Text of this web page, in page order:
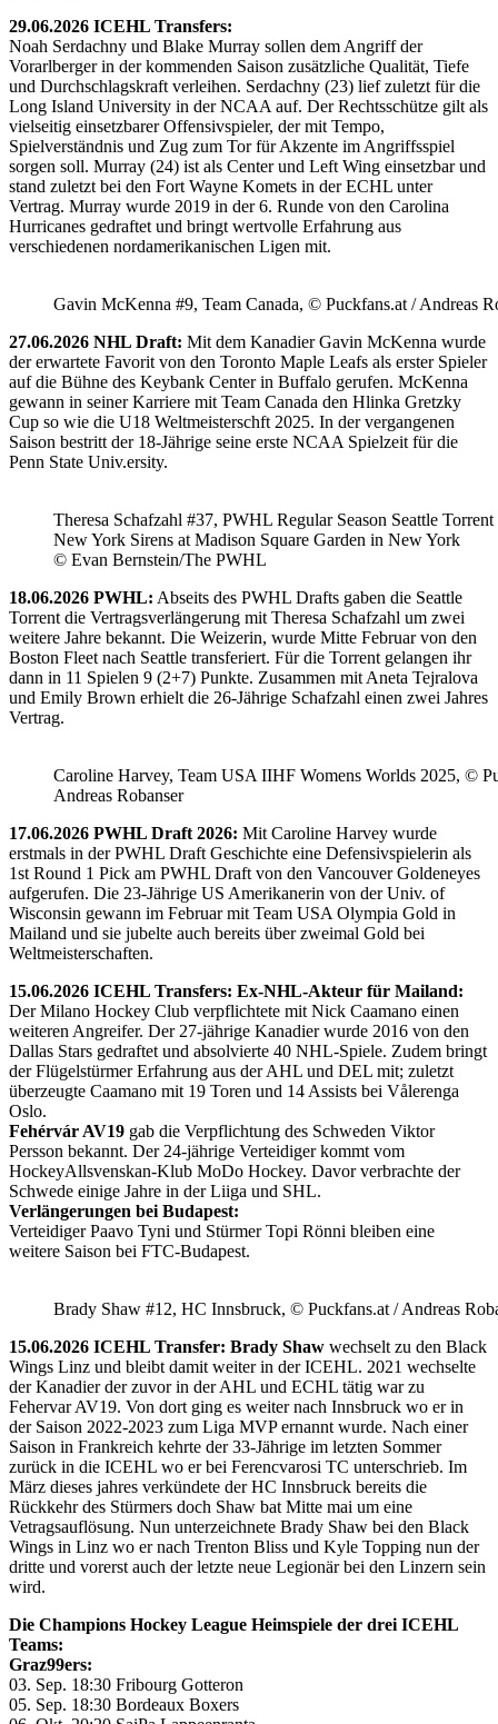
29.06.2026 ICEHL Transfers:
Noah Serdachny und Blake Murray sollen dem Angriff der
Vorarlberger in der kommenden Saison zusätzliche Qualität, Tiefe
und Durchschlagskraft verleihen. Serdachny (23) lief zuletzt für die
Long Island University in der NCAA auf. Der Rechtsschütze gilt als
vielseitig einsetzbarer Offensivspieler, der mit Tempo,
Spielverständnis und Zug zum Tor für Akzente im Angriffsspiel
sorgen soll. Murray (24) ist als Center und Left Wing einsetzbar und
stand zuletzt bei den Fort Wayne Komets in der ECHL unter
Vertrag. Murray wurde 2019 in der 6. Runde von den Carolina
Hurricanes gedraftet und bringt wertvolle Erfahrung aus
verschiedenen nordamerikanischen Ligen mit.
Gavin McKenna #9, Team Canada, © Puckfans.at / Andreas
27.06.2026 NHL Draft: Mit dem Kanadier Gavin McKenna wurde
der erwartete Favorit von den Toronto Maple Leafs als erster Spieler
auf die Bühne des Keybank Center in Buffalo gerufen. McKenna
gewann in seiner Karriere mit Team Canada den Hlinka Gretzky
Cup so wie die U18 Weltmeisterschft 2025. In der vergangenen
Saison bestritt der 18-Jährige seine erste NCAA Spielzeit für die
Penn State Univ.ersity.
Theresa Schafzahl #37, PWHL Regular Season Seattle Torrent
New York Sirens at Madison Square Garden in New York
© Evan Bernstein/The PWHL
18.06.2026 PWHL: Abseits des PWHL Drafts gaben die Seattle
Torrent die Vertragsverlängerung mit Theresa Schafzahl um zwei
weitere Jahre bekannt. Die Weizerin, wurde Mitte Februar von den
Boston Fleet nach Seattle transferiert. Für die Torrent gelangen ihr
dann in 11 Spielen 9 (2+7) Punkte. Zusammen mit Aneta Tejralova
und Emily Brown erhielt die 26-Jährige Schafzahl einen zwei Jahres
Vertrag.
Caroline Harvey, Team USA IIHF Womens Worlds 2025, ©
Andreas Robanser
17.06.2026 PWHL Draft 2026: Mit Caroline Harvey wurde
erstmals in der PWHL Draft Geschichte eine Defensivspielerin als
1st Round 1 Pick am PWHL Draft von den Vancouver Goldeneyes
aufgerufen. Die 23-Jährige US Amerikanerin von der Univ. of
Wisconsin gewann im Februar mit Team USA Olympia Gold in
Mailand und sie jubelte auch bereits über zweimal Gold bei
Weltmeisterschaften.
15.06.2026 ICEHL Transfers: Ex-NHL-Akteur für Mailand:
Der Milano Hockey Club verpflichtete mit Nick Caamano einen
weiteren Angreifer. Der 27-jährige Kanadier wurde 2016 von den
Dallas Stars gedraftet und absolvierte 40 NHL-Spiele. Zudem bringt
der Flügelstürmer Erfahrung aus der AHL und DEL mit; zuletzt
überzeugte Caamano mit 19 Toren und 14 Assists bei Vålerenga
Oslo.
Fehérvár AV19 gab die Verpflichtung des Schweden Viktor
Persson bekannt. Der 24-jährige Verteidiger kommt vom
HockeyAllsvenskan-Klub MoDo Hockey. Davor verbrachte der
Schwede einige Jahre in der Liiga und SHL.
Verlängerungen bei Budapest:
Verteidiger Paavo Tyni und Stürmer Topi Rönni bleiben eine
weitere Saison bei FTC-Budapest.
Brady Shaw #12, HC Innsbruck, © Puckfans.at / Andreas
15.06.2026 ICEHL Transfer: Brady Shaw wechselt zu den Black
Wings Linz und bleibt damit weiter in der ICEHL. 2021 wechselte
der Kanadier der zuvor in der AHL und ECHL tätig war zu
Fehervar AV19. Von dort ging es weiter nach Innsbruck wo er in
der Saison 2022-2023 zum Liga MVP ernannt wurde. Nach einer
Saison in Frankreich kehrte der 33-Jährige im letzten Sommer
zurück in die ICEHL wo er bei Ferencvarosi TC unterschrieb. Im
März dieses jahres verkündete der HC Innsbruck bereits die
Rückkehr des Stürmers doch Shaw bat Mitte mai um eine
Vetragsauflösung. Nun unterzeichnete Brady Shaw bei den Black
Wings in Linz wo er nach Trenton Bliss und Kyle Topping nun der
dritte und vorerst auch der letzte neue Legionär bei den Linzern sein
wird.
Die Champions Hockey League Heimspiele der drei ICEHL
Teams:
Graz99ers:
03. Sep. 18:30 Fribourg Gotteron
05. Sep. 18:30 Bordeaux Boxers